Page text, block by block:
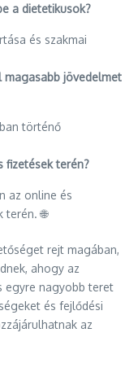
a dietetikusok?
és szakmai
magasabb jövedelmet
történő
fizetések terén?
az online és
🌐
rejt magában,
ahogy az
egyre nagyobb teret
és fejlődési
az